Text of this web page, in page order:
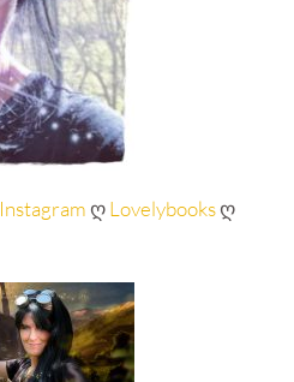
InstagramღLovelybooksღ